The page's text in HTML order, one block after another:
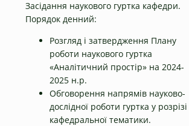
Засідання наукового гуртка кафедри.
Порядок денний:
Розгляд і затвердження Плану
роботи наукового гуртка
«Аналітичний простір» на 2024-
2025 н.р.
Обговорення напрямів науково-
дослідної роботи гуртка у розрізі
кафедральної тематики.